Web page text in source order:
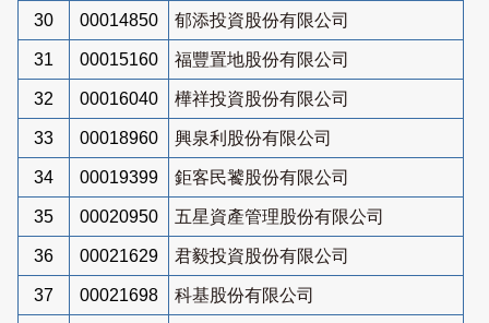
30 00014850 郁添投資股份有限公司
31 00015160 福豐置地股份有限公司
32 00016040 樺祥投資股份有限公司
33 00018960 興泉利股份有限公司
34 00019399 鉅客民饕股份有限公司
35 00020950 五星資產管理股份有限公司
36 00021629 君毅投資股份有限公司
37 00021698 科基股份有限公司